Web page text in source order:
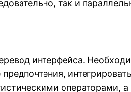
так и
интерфейса.
операторами, а